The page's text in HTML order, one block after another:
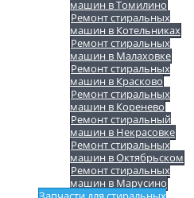
машин в Томилино
Ремонт стиральных
машин в Котельниках
Ремонт стиральных
машин в Малаховке
Ремонт стиральных
машин в Красково
Ремонт стиральных
машин в Коренево
Ремонт стиральный
машин в Некрасовке
Ремонт стиральных
машин в Октябрьском
Ремонт стиральных
машин в Марусино